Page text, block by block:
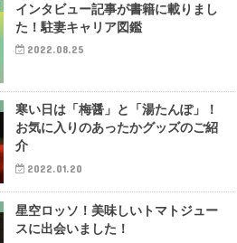
インタビュー記事が書籍に載りまし
た！駐妻キャリア図鑑
2022.08.25
寒い日は「梅醤」と「湯たんぽ」！
お気に入りのあったかグッズのご紹
介
2022.01.20
星空ロッソ！美味しいトマトジュー
スに出会いました！